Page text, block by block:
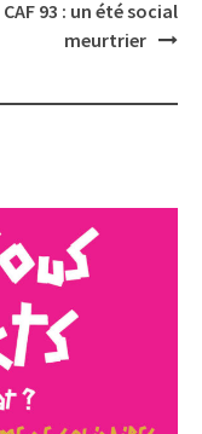
CAF 93 : un été social
meurtrier